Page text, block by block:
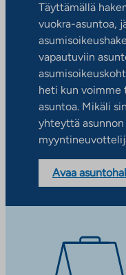
Täyttämällä
vuokra-asuntoa,
vapautuviin
heti kun voimme
asuntoa. Mikäli
yhteyttä
Avaa